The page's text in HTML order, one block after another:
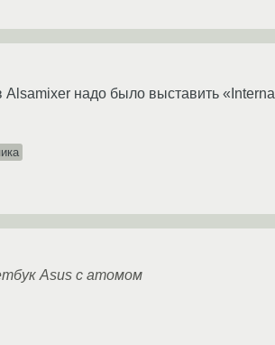
надо было выставить
Asus c атомом